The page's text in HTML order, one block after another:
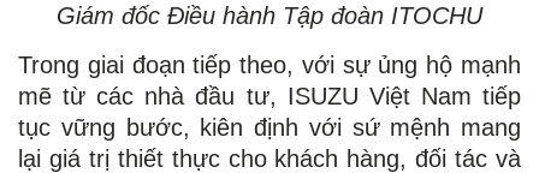
Giám đốc Điều hành Tập đoàn ITOCHU
Trong giai đoạn tiếp theo, với sự ủng hộ mạnh
mẽ từ các nhà đầu tư, ISUZU Việt Nam tiếp
tục vững bước, kiên định với sứ mệnh mang
lại giá trị thiết thực cho khách hàng, đối tác và